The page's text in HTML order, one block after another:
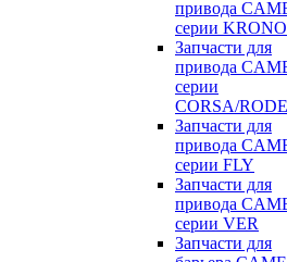
привода
серии KRONO
Запчасти для
привода
серии
CORSA/
Запчасти для
привода
серии FLY
Запчасти для
привода
серии VER
Запчасти для